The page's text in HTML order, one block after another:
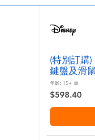
(特別訂購
鍵盤及滑
年齡: 15+ 歲
$598.40